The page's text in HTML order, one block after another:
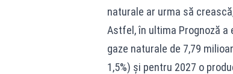
naturale ar urma să
Astfel, în ultima Prognoză
gaze naturale de 7,79
1,5%) şi pentru 2027 o